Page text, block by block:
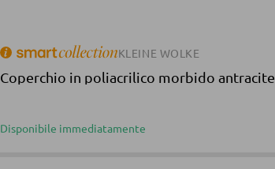
KLEINE WOLKE
Coperchio in poliacrilico morbido antracite
Disponibile immediatamente